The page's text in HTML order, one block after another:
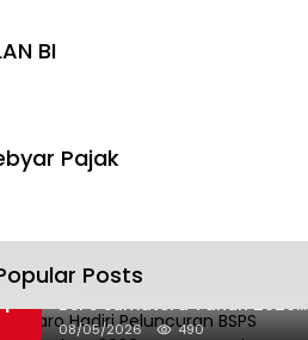
BI
Pajak
Posts
1
Bupati Karo Hadiri Peluncuran
BSPS Sumatera Tahun 2026
Secarra Daring
08/05/2026 490